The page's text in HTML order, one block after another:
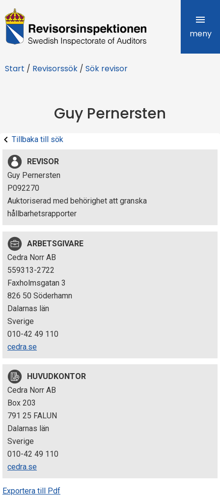
R
e
i
r
s
i
n
s
p
e
k
t
i
o
n
e
n
meny
Start / Revisorssök / Sök revisor
Guy Pernersten
Tillbaka till sök
REVISOR
Guy Pernersten
P092270
Auktoriserad med behörighet att granska
hållbarhetsrapporter
ARBETSGIVARE
Cedra Norr AB
559313-2722
Faxholmsgatan 3
826 50 Söderhamn
Dalarnas län
Sverige
010-42 49 110
cedra.se
HUVUDKONTOR
Cedra Norr AB
Box 203
791 25 FALUN
Dalarnas län
Sverige
010-42 49 110
cedra.se
Exportera till Pdf